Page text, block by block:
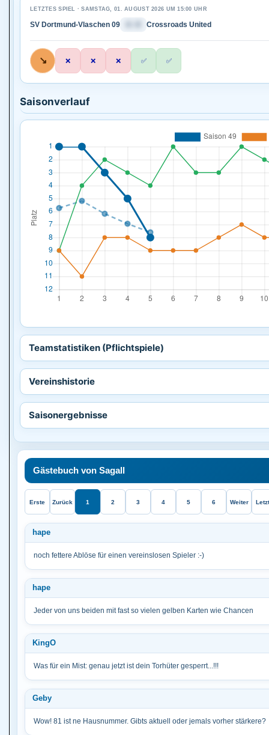
Gästebuch von Sagall
Erste Zurück 1 2 3 4 5 6 Weiter
hape
noch fettere Ablöse für einen vereinslosen Spieler :-)
hape
Jeder von uns beiden mit fast so vielen gelben Karten wie Chancen
KingO
Was für ein Mist: genau jetzt ist dein Torhüter gesperrt...!!!
Geby
Wow! 81 ist ne Hausnummer. Gibts aktuell oder jemals vorher stärkere?
LETZTES SPIEL · SAMSTAG, 01. AUGUST 2026 UM 15:00 UHR
SV Dortmund-Vlaschen 09 Crossroads United
↘ ❌ ❌ ❌ ✅ ✅
Saisonverlauf
Teamstatistiken (Pflichtspiele)
Vereinshistorie
Saisonergebnisse